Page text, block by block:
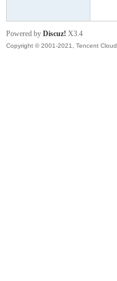
Powered by Discuz! X3.4
Copyright © 2001-2021, Tencent Cloud.